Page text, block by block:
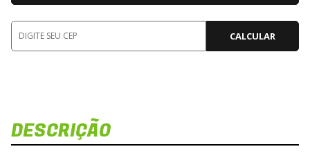
CALCULAR
DESCRIÇÃO